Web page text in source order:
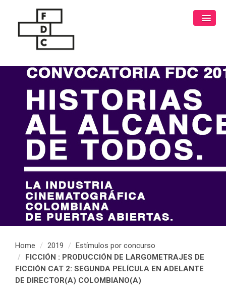
Home 2019
Estímulos por concurso
FICCIÓN : PRODUCCIÓN DE LARGOMETRAJES DE
FICCIÓN CAT 2: SEGUNDA PELÍCULA EN ADELANTE
DE DIRECTOR(A) COLOMBIANO(A)